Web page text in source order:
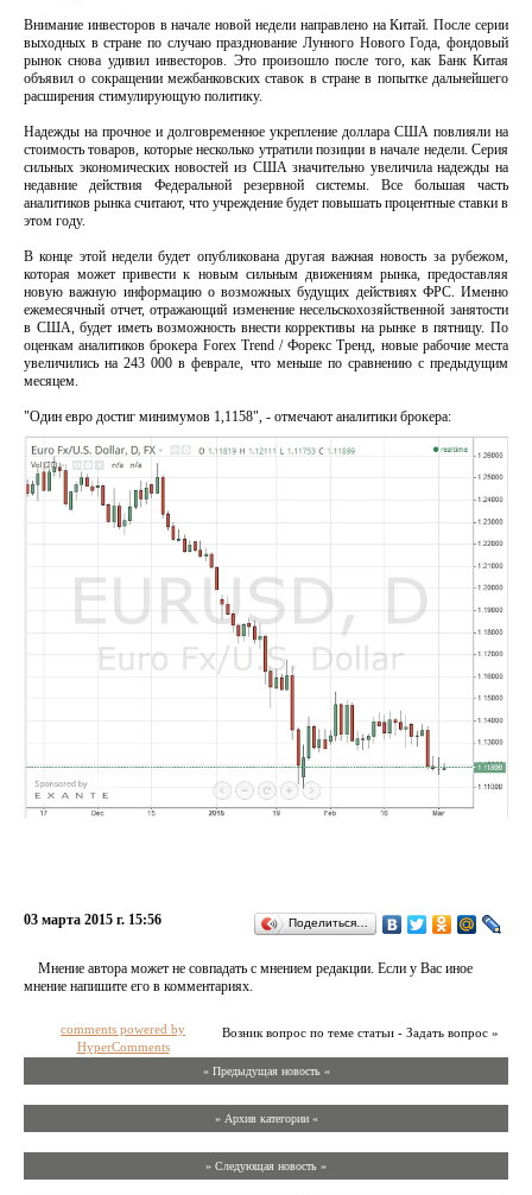
Внимание инвесторов в начале новой недели направлено на Китай.После серии
выходных в стране по случаю празднование Лунного Нового Года, фондовый
рынок снова удивил инвесторов. Это произошло после того, как Банк Китая
объявил о сокращении межбанковских ставок в стране в попытке дальнейшего
расширения стимулирующую политику.
Надежды на прочное и долговременное укрепление доллара США повлияли на
стоимость товаров, которые несколько утратили позиции в начале недели. Серия
сильных экономических новостей из США значительно увеличила надежды на
недавние действия Федеральной резервной системы. Все большая часть
аналитиков рынка считают, что учреждение будет повышать процентные ставки в
этом году.
В конце этой недели будет опубликована другая важная новость за рубежом,
которая может привести к новым сильным движениям рынка, предоставляя
новую важную информацию о возможных будущих действиях ФРС. Именно
ежемесячный отчет, отражающий изменение несельскохозяйственной занятости
в США, будет иметь возможность внести коррективы на рынке в пятницу. По
оценкам аналитиков брокера Forex Trend / Форекс Тренд, новые рабочие места
увеличились на 243 000 в феврале, что меньше по сравнению с предыдущим
месяцем.
"Один евро достиг минимумов 1,1158", - отмечают аналитики брокера:
03 марта 2015 г. 15:56 Поделиться…
Мнение автора может не совпадать с мнением редакции. Если у Вас иное
мнение напишите его в комментариях.
Возник вопрос по теме статьи - Задать вопрос »
comments powered by
HyperComments
« Предыдущая новость «
» Архив категории «
» Следующая новость »